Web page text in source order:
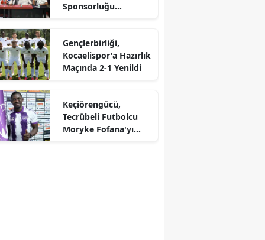
Sponsorluğu
Gençlerbirliği,
Kocaelispor'a Hazırlık
Maçında 2-1 Yenildi
Keçiörengücü,
Tecrübeli Futbolcu
Moryke Fofana'yı